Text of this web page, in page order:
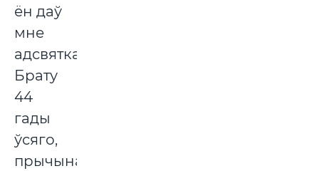
ён даў
мне
адсвяткаваць....
Брату
44
гады
ўсяго,
прычына